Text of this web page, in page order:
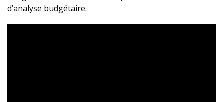
d’analyse budgétaire.